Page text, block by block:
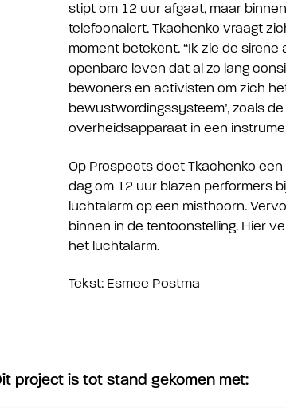
stipt om 12 uur afgaat, maar
telefoonalert. Tkachenko vraagt
moment betekent. “Ik zie de
openbare leven dat al zo lang
bewoners en activisten om zich
bewustwordingssysteem’, zoals
overheidsapparaat in een
Op Prospects doet Tkachenko
dag om 12 uur blazen performers
luchtalarm op een misthoorn.
binnen in de tentoonstelling. Hier
het luchtalarm.
Tekst: Esmee Postma
project is tot stand gekomen met: